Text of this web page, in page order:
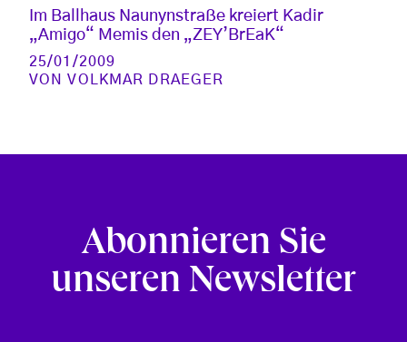
Im Ballhaus Naunynstraße kreiert Kadir
„Amigo“ Memis den „ZEY’BrEaK“
25/01/2009
VONVOLKMAR DRAEGER
Abonnieren Sie
unseren Newsletter